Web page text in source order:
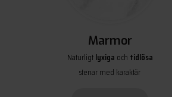
Marmor
Naturligtlyxiga och tidlösa
stenar med karaktär